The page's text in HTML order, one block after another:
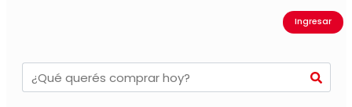
Ingresar